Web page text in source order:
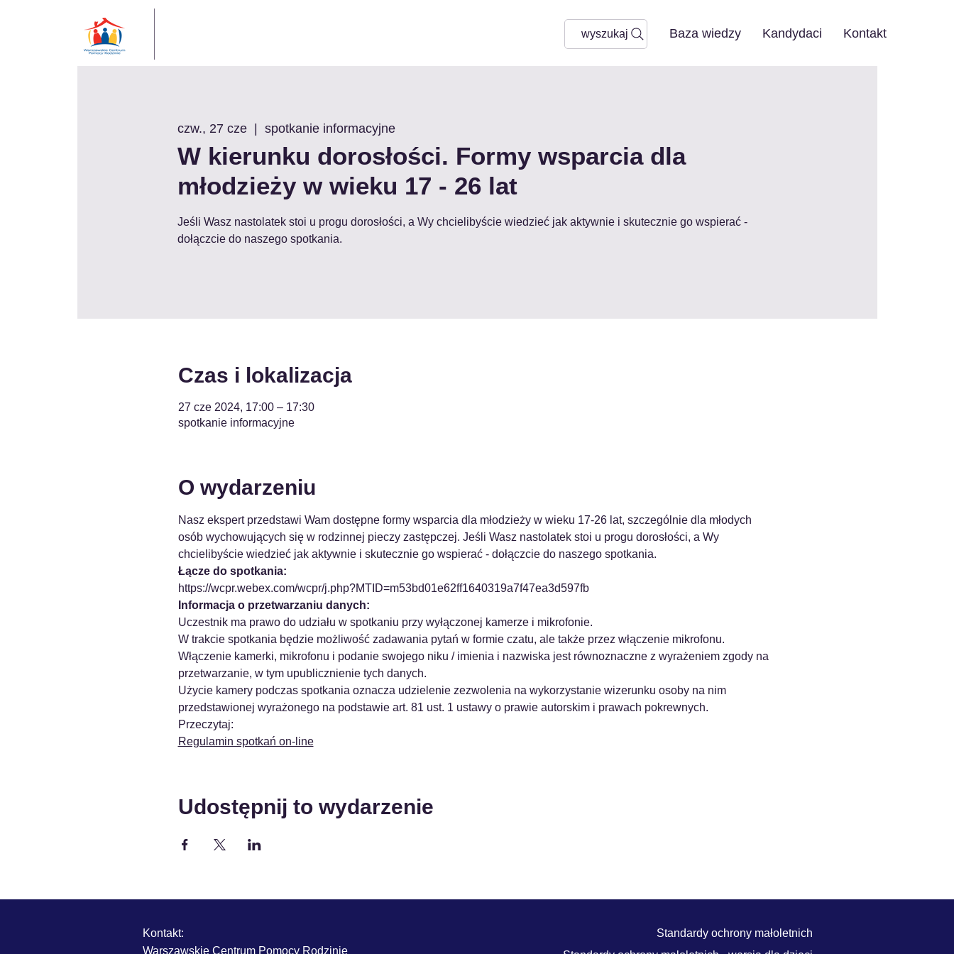
Baza wiedzy Kandydaci Kontakt
wyszukaj
czw., 27 cze
  |
spotkanie informacyjne
W kierunku dorosłości. Formy wsparcia dla
młodzieży w wieku 17 - 26 lat
Jeśli Wasz nastolatek stoi u progu dorosłości, a Wy chcielibyście wiedzieć jak aktywnie i skutecznie go wspierać -
dołączcie do naszego spotkania.
Czas i lokalizacja
27 cze 2024, 17:00 – 17:30
spotkanie informacyjne
O wydarzeniu
Nasz ekspert przedstawi Wam dostępne formy wsparcia dla młodzieży w wieku 17-26 lat, szczególnie dla młodych
osób wychowujących się w rodzinnej pieczy zastępczej. Jeśli Wasz nastolatek stoi u progu dorosłości, a Wy
chcielibyście wiedzieć jak aktywnie i skutecznie go wspierać - dołączcie do naszego spotkania.
Łącze do spotkania:
https://wcpr.webex.com/wcpr/j.php?MTID=m53bd01e62ff1640319a7f47ea3d597fb
Informacja o przetwarzaniu danych:
Uczestnik ma prawo do udziału w spotkaniu przy wyłączonej kamerze i mikrofonie.
W trakcie spotkania będzie możliwość zadawania pytań w formie czatu, ale także przez włączenie mikrofonu.
Włączenie kamerki, mikrofonu i podanie swojego niku / imienia i nazwiska jest równoznaczne z wyrażeniem zgody na
przetwarzanie, w tym upublicznienie tych danych.
Użycie kamery podczas spotkania oznacza udzielenie zezwolenia na wykorzystanie wizerunku osoby na nim
przedstawionej wyrażonego na podstawie art. 81 ust. 1 ustawy o prawie autorskim i prawach pokrewnych.
Przeczytaj:
Regulamin spotkań on-line
Udostępnij to wydarzenie
Kontakt:
Warszawskie Centrum Pomocy Rodzinie
Standardy ochrony małoletnich